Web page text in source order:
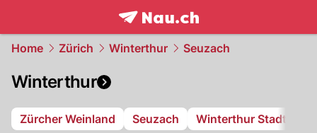
frontpage.NAU.ch
Home Zürich Winterthur Seuzach
Winterthur
Zürcher Weinland Seuzach Winterthur Stadt